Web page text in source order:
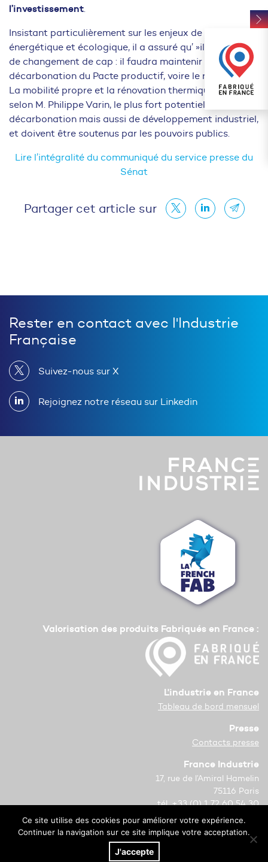
l’investissement
Insistant particulièrement sur les enjeux de transition
énergétique et écologique, il a assuré qu’ »il n’y a pas
de changement de cap : il faudra maintenir l’objectif de
décarbonation du Pacte productif, voire le renforcer ».
La mobilité propre et la rénovation thermique ont,
selon M. Philippe Varin, le plus fort potentiel de
décarbonation mais aussi de développement industriel,
et doivent être soutenus par les pouvoirs publics.
Lire l’intégralité du communiqué du service presse du
Sénat
Partager cet article sur
Rester en contact avec l'Industrie
Française
Suivez-nous sur X
Rejoignez notre réseau sur Linkedin
Valorisation des produits Fabriqués en France :
L'industrie en France
Tableau de bord mensuel
Presse
Contacts presse
France Industrie
17, rue de l’Amiral Hamelin
75116 Paris
tél. +33 (0) 1 72 60 54 30
Copyright © 2021 France Industrie
Mentions légales
Ce site utilise des cookies pour améliorer votre expérience.
Continuer la navigation sur ce site implique votre acceptation.
J'accepte